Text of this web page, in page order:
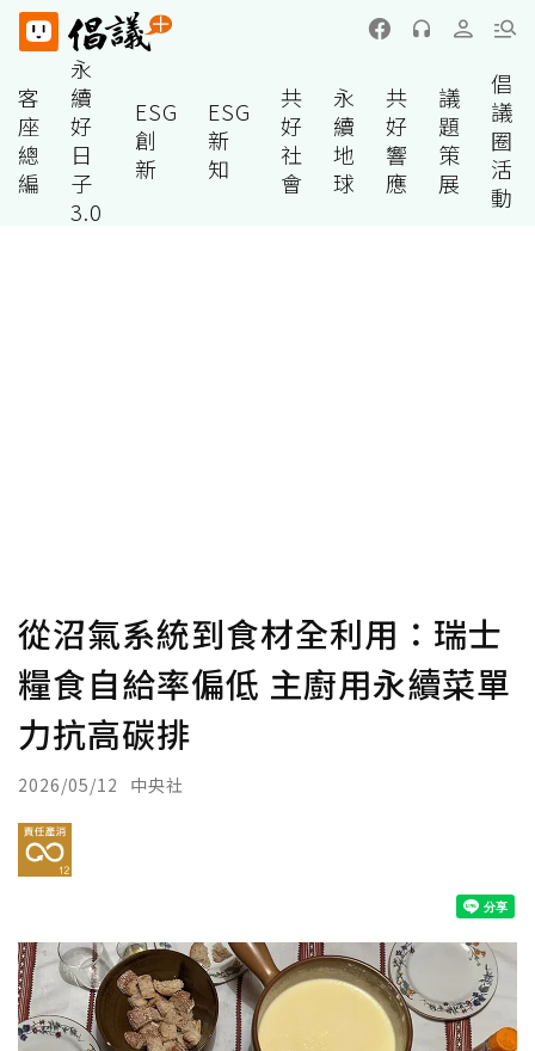
客
座
總
編
永
續
好
日
子
3.0
ESG
創
新
ESG
新
知
共
好
社
會
永
續
地
球
共
好
響
應
議
題
策
展
倡
議
圈
活
動
從沼氣系統到食材全利用：瑞士
糧食自給率偏低 主廚用永續菜單
力抗高碳排
2026/05/12 中央社